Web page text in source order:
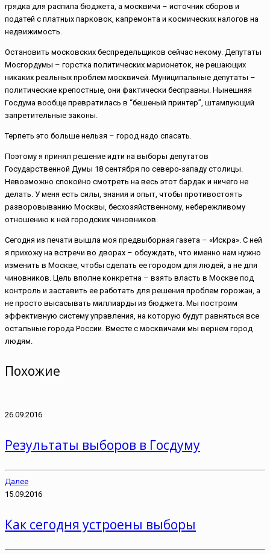
грядка для распила бюджета, а москвичи – источник сборов и
податей с платных парковок, капремонта и космических налогов на
недвижимость.
Остановить московских беспредельщиков сейчас некому. Депутаты
Мосгордумы – горстка политических марионеток, не решающих
никаких реальных проблем москвичей. Муниципальные депутаты –
политические крепостные, они фактически бесправны. Нынешняя
Госдума вообще превратилась в “бешеный принтер”, штампующий
запретительные законы.
Терпеть это больше нельзя – город надо спасать.
Поэтому я принял решение идти на выборы депутатов
Государственной Думы 18 сентября по северо-западу столицы.
Невозможно спокойно смотреть на весь этот бардак и ничего не
делать. У меня есть силы, знания и опыт, чтобы противостоять
разворовыванию Москвы, бесхозяйственному, небережливому
отношению к ней городских чиновников.
Сегодня из печати вышла моя предвыборная газета – «Искра». С ней
я прихожу на встречи во дворах – обсуждать, что именно нам нужно
изменить в Москве, чтобы сделать ее городом для людей, а не для
чиновников. Цель вполне конкретна – взять власть в Москве под
контроль и заставить ее работать для решения проблем горожан, а
не просто высасывать миллиарды из бюджета. Мы построим
эффективную систему управления, на которую будут равняться все
остальные города России. Вместе с москвичами мы вернем город
людям.
Похожие
26.09.2016
Результаты выборов в Госдуму
Далее
15.09.2016
Как сегодня устроены выборы